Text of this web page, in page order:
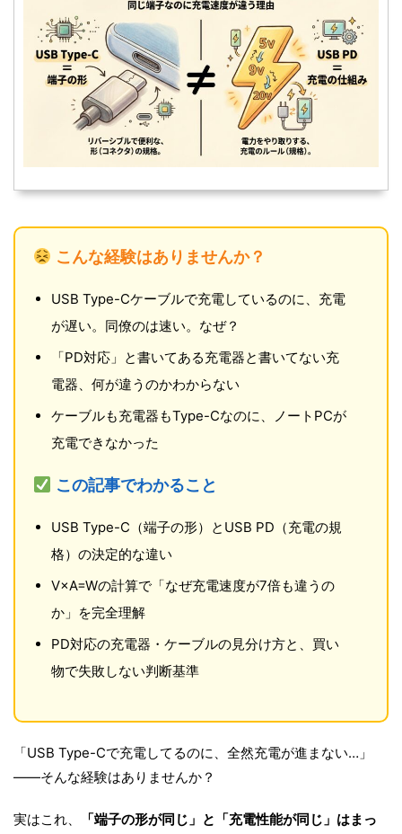
こんな経験はありませんか？
USB Type-Cケーブルで充電しているのに、充電
が遅い。同僚のは速い。なぜ？
「PD対応」と書いてある充電器と書いてない充
電器、何が違うのかわからない
ケーブルも充電器もType-Cなのに、ノートPCが
充電できなかった
この記事でわかること
USB Type-C（端子の形）とUSB PD（充電の規
格）の決定的な違い
V×A=Wの計算で「なぜ充電速度が7倍も違うの
か」を完全理解
PD対応の充電器・ケーブルの見分け方と、買い
物で失敗しない判断基準
「USB Type-Cで充電してるのに、全然充電が進まない…」
——そんな経験はありませんか？
実はこれ、
「端子の形が同じ」と「充電性能が同じ」はまっ